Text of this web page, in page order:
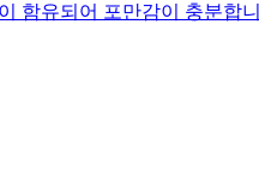
함유되어 포만감이 충분합